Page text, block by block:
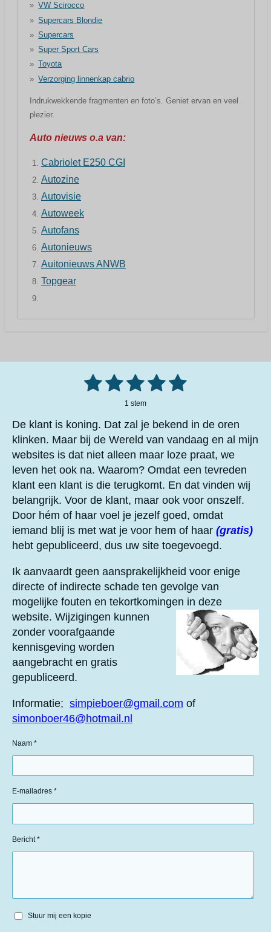
VW Scirocco
Supercars Blondie
Supercars
Super Sport Cars
Toyota
Verzorging linnenkap cabrio
Indrukwekkende fragmenten en foto’s. Geniet ervan en veel
plezier.
Auto nieuws o.a van:
Cabriolet E250 CGI
Autozine
Autovisie
Autoweek
Autofans
Autonieuws
Auitonieuws ANWB
Topgear
n
g
:
5
s
e
r
e
1
t
e
r
2
t
e
r
r
e
n
3
s
t
e
r
r
e
n
4
t
e
r
r
e
n
5
t
e
r
r
e
n
e
n
1 stem
De klant is koning. Dat zal je bekend in de oren
klinken. Maar bij de Wereld van vandaag en al mijn
websites is dat niet alleen maar loze praat, we
leven het ook na. Waarom? Omdat een tevreden
klant een klant is die terugkomt. En dat vinden wij
belangrijk. Voor de klant, maar ook voor onszelf.
Door hém of haar voel je jezelf goed, omdat
iemand blij is met wat je voor hem of haar (gratis)
hebt gepubliceerd, dus uw site toegevoegd.
Ik aanvaardt geen aansprakelijkheid voor enige
directe of indirecte schade ten gevolge van
mogelijke fouten en tekortkomingen in deze
website. Wijzigingen kunnen
zonder voorafgaande
kennisgeving worden
aangebracht en gratis
gepubliceerd.
Informatie; simpieboer@gmail.com of
simonboer46@hotmail.nl
Naam *
E-mailadres *
Bericht *
Stuur mij een kopie